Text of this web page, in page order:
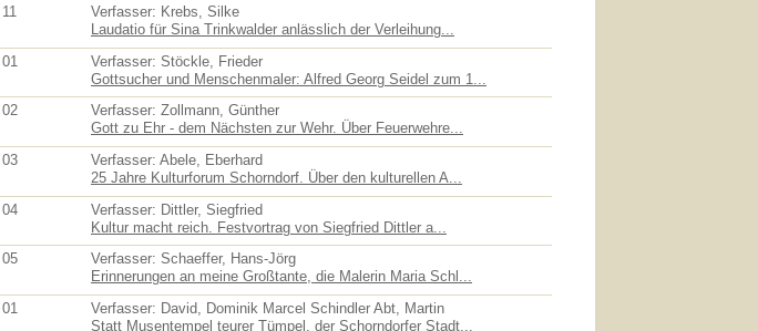
11
Verfasser: Krebs, Silke
Laudatio für Sina Trinkwalder anlässlich der Verleihung...
01
Verfasser: Stöckle, Frieder
Gottsucher und Menschenmaler: Alfred Georg Seidel zum 1...
02
Verfasser: Zollmann, Günther
Gott zu Ehr - dem Nächsten zur Wehr. Über Feuerwehre...
03
Verfasser: Abele, Eberhard
25 Jahre Kulturforum Schorndorf. Über den kulturellen A...
04
Verfasser: Dittler, Siegfried
Kultur macht reich. Festvortrag von Siegfried Dittler a...
05
Verfasser: Schaeffer, Hans-Jörg
Erinnerungen an meine Großtante, die Malerin Maria Schl...
01
Verfasser: David, Dominik Marcel Schindler Abt, Martin
Statt Musentempel teurer Tümpel, der Schorndorfer Stadt...